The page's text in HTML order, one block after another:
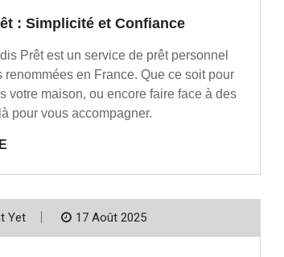
: Simplicité et Confiance
Prêt est un service de prêt personnel
en France. Que ce soit pour
votre maison, ou encore faire face à des
pour vous accompagner.
Yet 17 Août 2025